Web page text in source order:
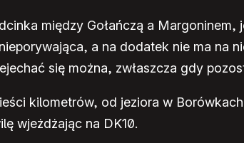
między Gołańczą a
a na dodatek nie ma na
się można, zwłaszcza gdy
kilometrów, od jeziora w
wjeżdżając na DK10.